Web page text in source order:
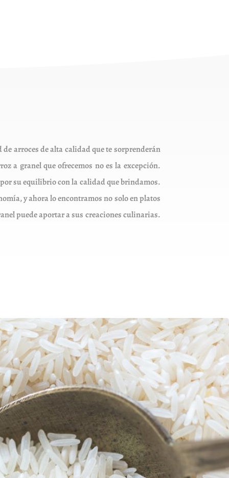
arroces de alta calidad que te sorprenderán
a granel que ofrecemos no es la excepción.
su equilibrio con la calidad que brindamos.
y ahora lo encontramos no solo en platos
puede aportar a sus creaciones culinarias.